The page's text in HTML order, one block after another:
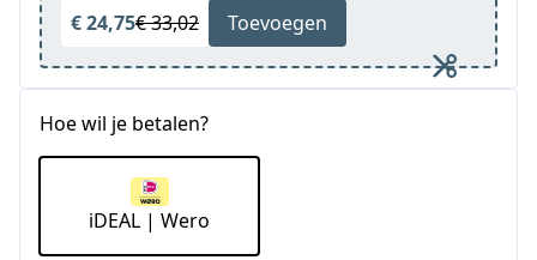
€ 24,75€ 33,02 Toevoegen
Hoe wil je betalen?
iDEAL | Wero